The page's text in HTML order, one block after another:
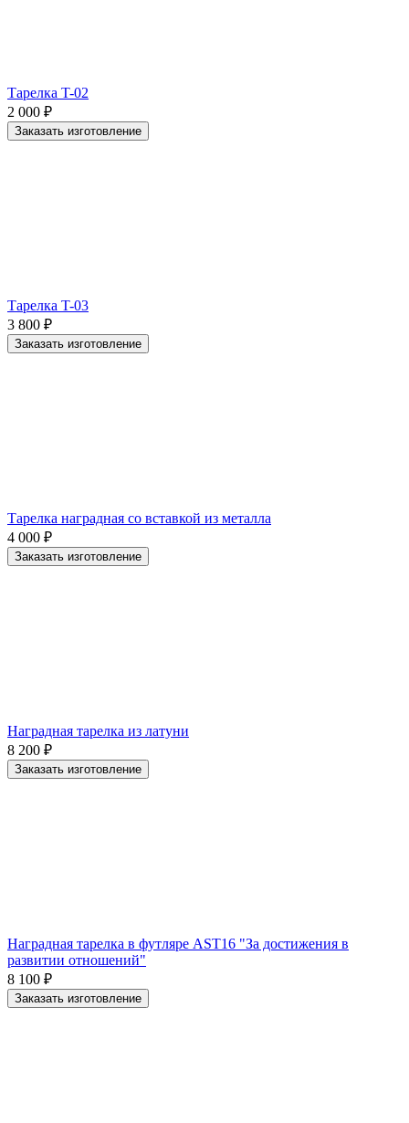
Тарелка T-02
2 000 ₽
Заказать изготовление
Тарелка T-03
3 800 ₽
Заказать изготовление
Тарелка наградная со вставкой из металла
4 000 ₽
Заказать изготовление
Наградная тарелка из латуни
8 200 ₽
Заказать изготовление
Наградная тарелка в футляре AST16 "За достижения в
развитии отношений"
8 100 ₽
Заказать изготовление